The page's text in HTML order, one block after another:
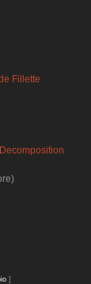
Fillette
]